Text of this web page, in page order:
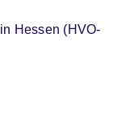
Hessen (HVO-